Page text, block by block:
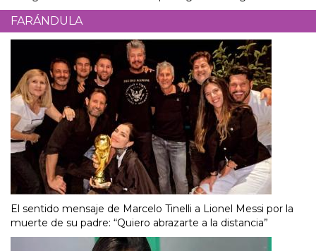
FARÁNDULA
El sentido mensaje de Marcelo Tinelli a Lionel Messi por la
muerte de su padre: “Quiero abrazarte a la distancia”